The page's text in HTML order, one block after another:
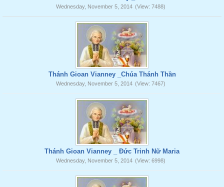
Wednesday, November 5, 2014 (View: 7488)
Thánh Gioan Vianney _Chúa Thánh Thần
Wednesday, November 5, 2014 (View: 7467)
Thánh Gioan Vianney _ Đức Trinh Nữ Maria
Wednesday, November 5, 2014 (View: 6998)